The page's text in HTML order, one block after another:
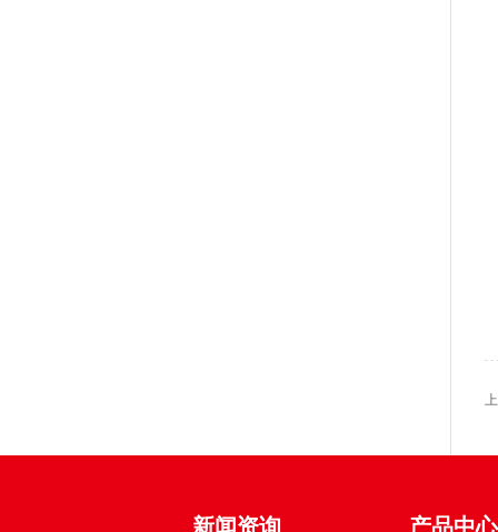
新闻资询 产品中心